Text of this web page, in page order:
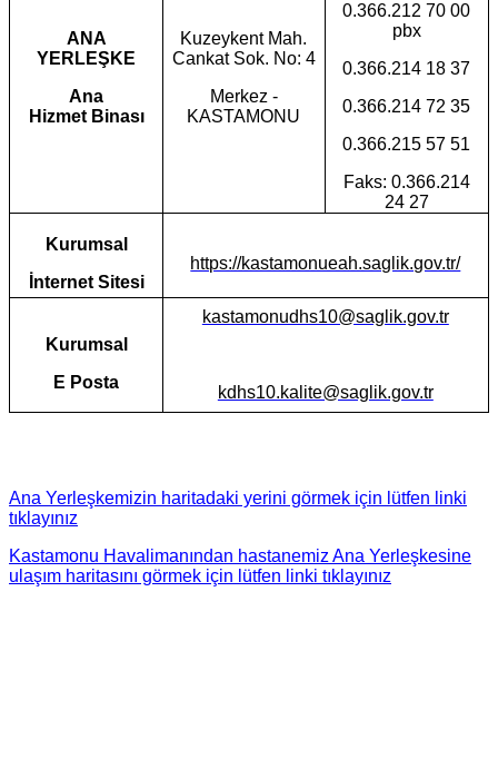
ANA
YERLEŞKE
Ana
Hizmet Binası
Kuzeykent Mah.
Cankat Sok. No: 4
Merkez -
KASTAMONU
0.366.212 70 00
pbx
0.366.214 18 37
0.366.214 72 35
0.366.215 57 51
Faks: 0.366.214
24 27
Kurumsal
İnternet Sitesi
https://kastamonueah.saglik.gov.tr/
Kurumsal
E Posta
kastamonudhs10@saglik.gov.tr
kdhs10.kalite@saglik.gov.tr
Ana Yerleşkemizin haritadaki yerini görmek için lütfen linki
tıklayınız
Kastamonu Havalimanından hastanemiz Ana Yerleşkesine
ulaşım haritasını görmek için lütfen linki tıklayınız